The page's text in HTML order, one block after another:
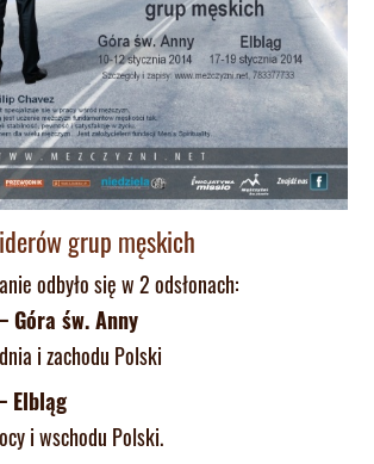
grup męskich
odbyło się w 2 odsłonach:
Góra św. Anny
i zachodu Polski
Elbląg
i wschodu Polski.